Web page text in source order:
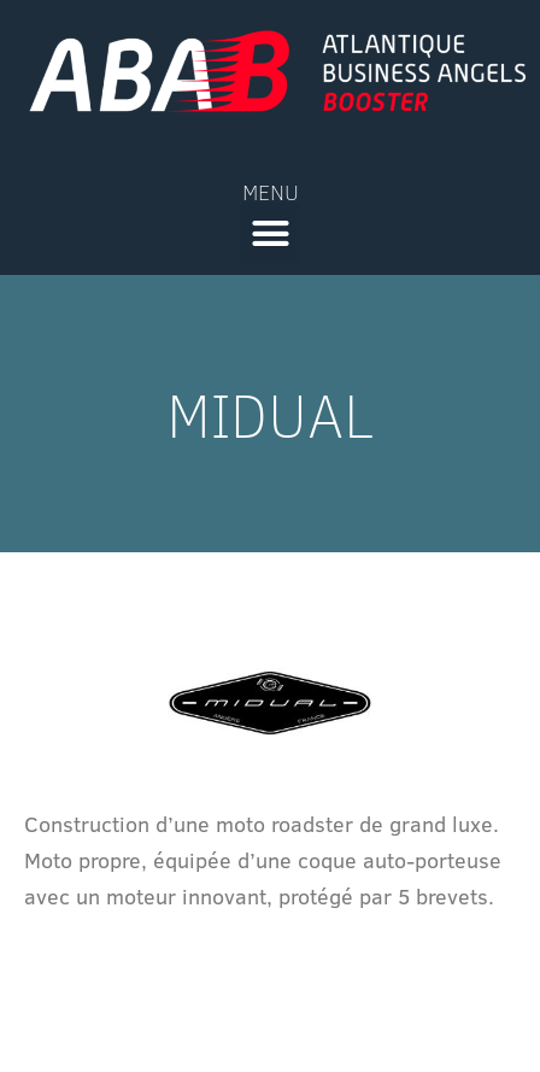
MENU
MIDUAL
Construction d’une moto roadster de grand luxe.
Moto propre, équipée d’une coque auto-porteuse
avec un moteur innovant, protégé par 5 brevets.